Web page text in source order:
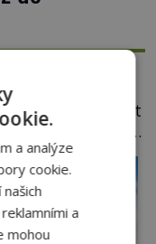
objevovat a
Existuje
kontinent
civilizace, a
kartografové
Terra
míry to byl
a analýze
cookie.
a
mohou